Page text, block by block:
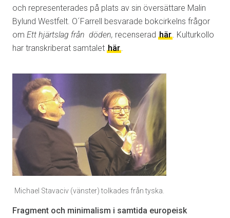
och representerades på plats av sin översättare Malin
Bylund Westfelt. O´Farrell besvarade bokcirkelns frågor
om Ett hjärtslag från döden, recenserad här. Kulturkollo
har transkriberat samtalet här.
Michael Stavaciv (vänster) tolkades från tyska.
Fragment och minimalism i samtida europeisk